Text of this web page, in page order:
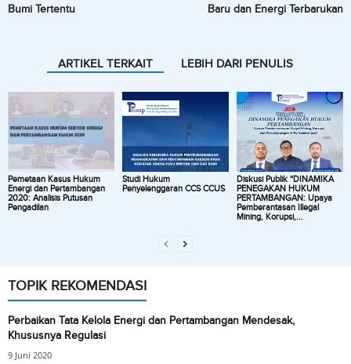
Bumi Tertentu
Baru dan Energi Terbarukan
ARTIKEL TERKAIT LEBIH DARI PENULIS
Pemetaan Kasus Hukum
Energi dan Pertambangan
2020: Analisis Putusan
Pengadilan
Studi Hukum
Penyelenggaran CCS CCUS
Diskusi Publik “DINAMIKA
PENEGAKAN HUKUM
PERTAMBANGAN: Upaya
Pemberantasan Illegal
Mining, Korupsi,...
TOPIK REKOMENDASI
Perbaikan Tata Kelola Energi dan Pertambangan Mendesak,
Khususnya Regulasi
9 Juni 2020